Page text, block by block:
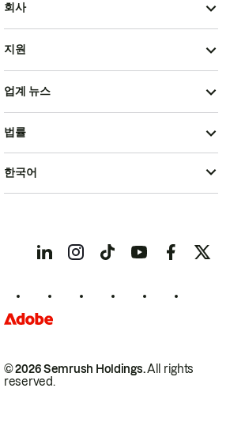
회사
지원
업계 뉴스
© 2026 Semrush Holdings.All rights
reserved.
법률
한국어